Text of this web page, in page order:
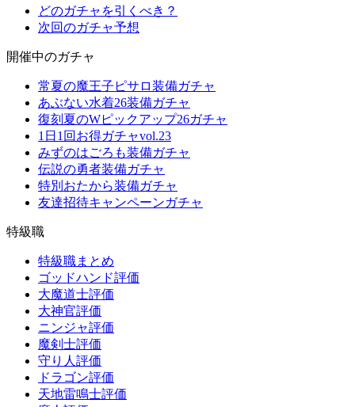
どのガチャを引くべき？
次回のガチャ予想
開催中のガチャ
常夏の魔王子ピサロ装備ガチャ
あぶない水着26装備ガチャ
復刻夏のWピックアップ26ガチャ
1日1回お得ガチャvol.23
みずのはごろも装備ガチャ
伝説の勇者装備ガチャ
特別おたから装備ガチャ
友達招待キャンペーンガチャ
特級職
特級職まとめ
ゴッドハンド評価
大魔道士評価
大神官評価
ニンジャ評価
魔剣士評価
守り人評価
ドラゴン評価
天地雷鳴士評価